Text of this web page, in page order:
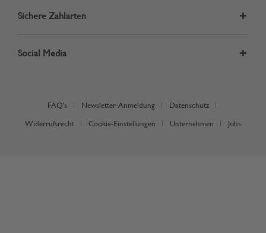
Sichere Zahlarten
Social Media
FAQ's Newsletter-Anmeldung Datenschutz
Widerrufsrecht Cookie-Einstellungen Unternehmen Jobs